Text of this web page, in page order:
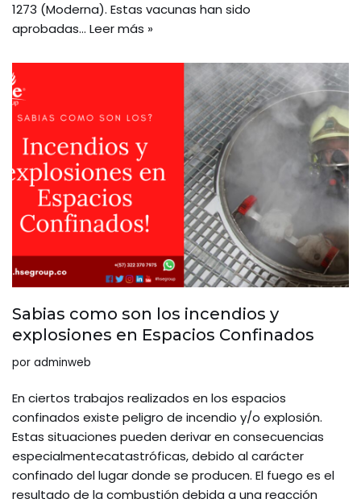
1273 (Moderna). Estas vacunas han sido
aprobadas… Leer más »
Sabias como son los incendios y
explosiones en Espacios Confinados
por adminweb
En ciertos trabajos realizados en los espacios
confinados existe peligro de incendio y/o explosión.
Estas situaciones pueden derivar en consecuencias
especialmentecatastróficas, debido al carácter
confinado del lugar donde se producen. El fuego es el
resultado de la combustión debida a una reacción